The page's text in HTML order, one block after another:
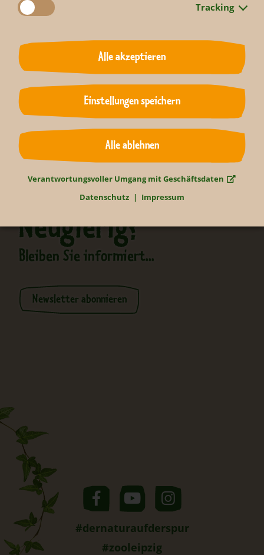
Neugierig?
Bleiben Sie informiert...
Newsletter abonnieren
#dernaturaufderspur
#zooleipzig
Tracking
Alle akzeptieren
Einstellungen speichern
Alle ablehnen
Verantwortungsvoller Umgang mit Geschäftsdaten
Datenschutz
Impressum